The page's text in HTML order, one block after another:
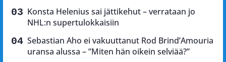
Konsta Helenius sai jättikehut – verrataan jo
NHL:n supertulokkaisiin
Sebastian Aho ei vakuuttanut Rod Brind’Amouria
uransa alussa – ”Miten hän oikein selviää?”